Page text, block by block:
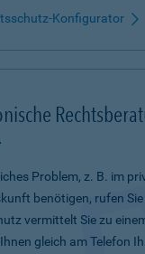
Konfigurator
Problem, z. B. im
benötigen, rufen
vermittelt Sie zu
gleich am Telefon